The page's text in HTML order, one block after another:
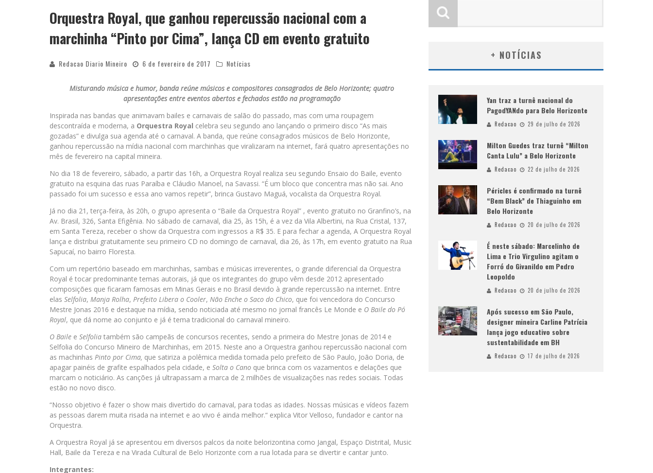
YAN TRAZ A TURNÊ NACIONAL DO PAGODYANDO PARA BELO HORIZONTE
Orquestra Royal, que ganhou repercussão nacional com a
marchinha “Pinto por Cima”, lança CD em evento gratuito
Redacao Diario Mineiro 6 de fevereiro de 2017 Notícias
Misturando música e humor, banda reúne músicos e compositores consagrados de Belo Horizonte; quatro
apresentações entre eventos abertos e fechados estão na programação
Inspirada nas bandas que animavam bailes e carnavais de salão do passado, mas com uma roupagem
descontraída e moderna, a Orquestra Royal celebra seu segundo ano lançando o primeiro disco “As mais
gozadas” e divulga sua agenda até o carnaval. A banda, que reúne consagrados músicos de Belo Horizonte,
ganhou repercussão na mídia nacional com marchinhas que viralizaram na internet, fará quatro apresentações no
mês de fevereiro na capital mineira.
No dia 18 de fevereiro, sábado, a partir das 16h, a Orquestra Royal realiza seu segundo Ensaio do Baile, evento
gratuito na esquina das ruas Paraíba e Cláudio Manoel, na Savassi. “É um bloco que concentra mas não sai. Ano
passado foi um sucesso e essa ano vamos repetir”, brinca Gustavo Maguá, vocalista da Orquestra Royal.
Já no dia 21, terça-feira, às 20h, o grupo apresenta o “Baile da Orquestra Royal” , evento gratuito no Granfino’s, na
Av. Brasil, 326, Santa Efigênia. No sábado de carnaval, dia 25, às 15h, é a vez da Vila Albertini, na Rua Cristal, 137,
em Santa Tereza, receber o show da Orquestra com ingressos a R$ 35. E para fechar a agenda, A Orquestra Royal
lança e distribui gratuitamente seu primeiro CD no domingo de carnaval, dia 26, às 17h, em evento gratuito na Rua
Sapucaí, no bairro Floresta.
Com um repertório baseado em marchinhas, sambas e músicas irreverentes, o grande diferencial da Orquestra
Royal é tocar predominante temas autorais, já que os integrantes do grupo vêm desde 2012 apresentado
composições que ficaram famosas em Minas Gerais e no Brasil devido à grande repercussão na internet. Entre
elas Selfolia, Manja Rolha, Prefeito Libera o Cooler, Não Enche o Saco do Chico, que foi vencedora do Concurso
Mestre Jonas 2016 e destaque na mídia, sendo noticiada até mesmo no jornal francês Le Monde e O Baile do Pó
Royal, que dá nome ao conjunto e já é tema tradicional do carnaval mineiro.
O Baile e Selfolia também são campeãs de concursos recentes, sendo a primeira do Mestre Jonas de 2014 e
Selfolia do Concurso Mineiro de Marchinhas, em 2015. Neste ano a Orquestra ganhou repercussão nacional com
as machinhas Pinto por Cima, que satiriza a polêmica medida tomada pelo prefeito de São Paulo, João Doria, de
apagar painéis de grafite espalhados pela cidade, e Solta o Cano que brinca com os vazamentos e delações que
marcam o noticiário. As canções já ultrapassam a marca de 2 milhões de visualizações nas redes sociais. Todas
estão no novo disco.
“Nosso objetivo é fazer o show mais divertido do carnaval, para todas as idades. Nossas músicas e vídeos fazem
as pessoas darem muita risada na internet e ao vivo é ainda melhor.“ explica Vitor Velloso, fundador e cantor na
Orquestra.
A Orquestra Royal já se apresentou em diversos palcos da noite belorizontina como Jangal, Espaço Distrital, Music
Hall, Baile da Tereza e na Virada Cultural de Belo Horizonte com a rua lotada para se divertir e cantar junto.
Integrantes:
+ NOTÍCIAS
Yan traz a turnê nacional do
PagodYANdo para Belo Horizonte
Redacao 29 de julho de 2026
Milton Guedes traz turnê “Milton
Canta Lulu” a Belo Horizonte
Redacao 22 de julho de 2026
Péricles é confirmado na turnê
“Bem Black” de Thiaguinho em
Belo Horizonte
Redacao 20 de julho de 2026
É neste sábado: Marcelinho de
Lima e Trio Virgulino agitam o
Forró do Givanildo em Pedro
Leopoldo
Redacao 20 de julho de 2026
Após sucesso em São Paulo,
designer mineira Carline Patrícia
lança jogo educativo sobre
sustentabilidade em BH
Redacao 17 de julho de 2026